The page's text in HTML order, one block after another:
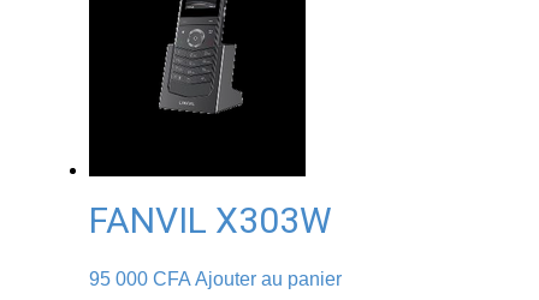
FANVIL X303W
95 000CFA Ajouter au panier